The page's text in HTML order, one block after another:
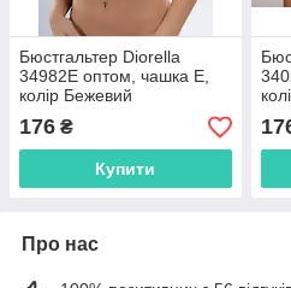
Бюстгальтер Diorella
34982E оптом, чашка E,
колір Бежевий
176 ₴
Купити
Про нас